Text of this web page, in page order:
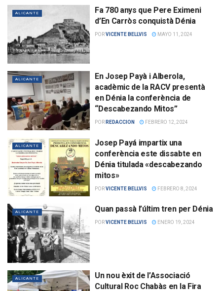
ALICANTE
Fa 780 anys que Pere Eximeni
d’En Carròs conquistà Dénia
PORVICENTE BELLVIS MAYO 11, 2024
ALICANTE
En Josep Payà i Alberola,
acadèmic de la RACV presentà
en Dénia la conferència de
“Descabezando Mitos”
POR REDACCION FEBRERO 12, 2024
ALICANTE
Josep Payá impartix una
conferència este dissabte en
Dénia titulada «descabezando
mitos»
PORVICENTE BELLVIS FEBRERO 8, 2024
ALICANTE Quan passà l’últim tren per Dénia
PORVICENTE BELLVIS ENERO 19, 2024
ALICANTE
Un nou èxit de l’Associació
Cultural Roc Chabàs en la Fira